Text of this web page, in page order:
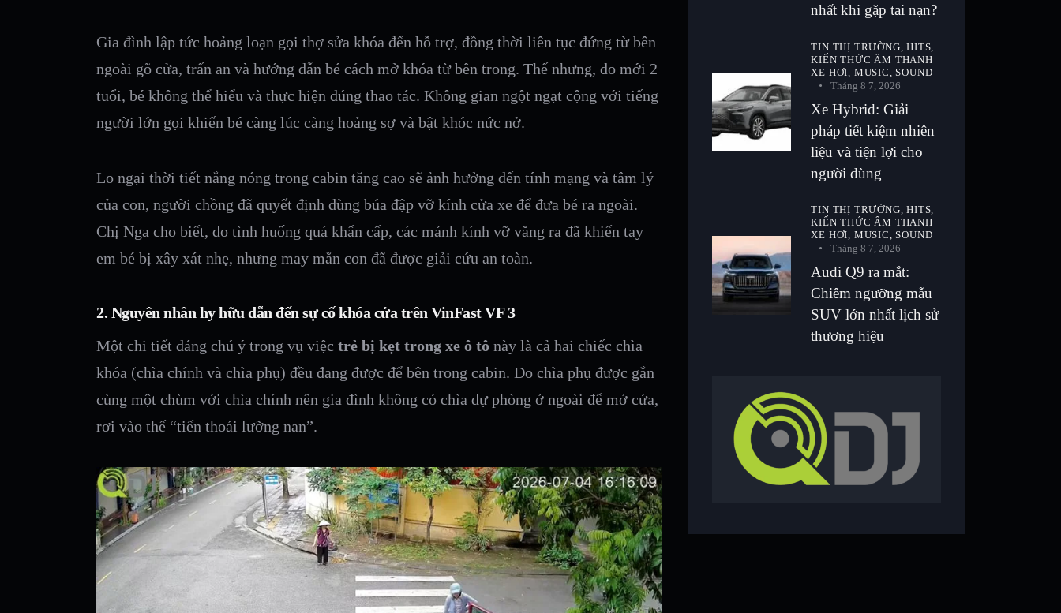
Gia đình lập tức hoảng loạn gọi thợ sửa khóa đến hỗ trợ, đồng thời liên tục đứng từ bên
ngoài gõ cửa, trấn an và hướng dẫn bé cách mở khóa từ bên trong. Thế nhưng, do mới 2
tuổi, bé không thể hiểu và thực hiện đúng thao tác. Không gian ngột ngạt cộng với tiếng
người lớn gọi khiến bé càng lúc càng hoảng sợ và bật khóc nức nở.
Lo ngại thời tiết nắng nóng trong cabin tăng cao sẽ ảnh hưởng đến tính mạng và tâm lý
của con, người chồng đã quyết định dùng búa đập vỡ kính cửa xe để đưa bé ra ngoài.
Chị Nga cho biết, do tình huống quá khẩn cấp, các mảnh kính vỡ văng ra đã khiến tay
em bé bị xây xát nhẹ, nhưng may mắn con đã được giải cứu an toàn.
2. Nguyên nhân hy hữu dẫn đến sự cố khóa cửa trên VinFast VF 3
Một chi tiết đáng chú ý trong vụ việc trẻ bị kẹt trong xe ô tô này là cả hai chiếc chìa
khóa (chìa chính và chìa phụ) đều đang được để bên trong cabin. Do chìa phụ được gắn
cùng một chùm với chìa chính nên gia đình không có chìa dự phòng ở ngoài để mở cửa,
rơi vào thế “tiến thoái lưỡng nan”.
nhất khi gặp tai nạn?
TIN THỊ TRƯỜNG,HITS,
KIẾN THỨC ÂM THANH
XE HƠI, MUSIC,SOUND
Tháng 8 7, 2026
Xe Hybrid: Giải
pháp tiết kiệm nhiên
liệu và tiện lợi cho
người dùng
TIN THỊ TRƯỜNG,HITS,
KIẾN THỨC ÂM THANH
XE HƠI, MUSIC,SOUND
Tháng 8 7, 2026
Audi Q9 ra mắt:
Chiêm ngưỡng mẫu
SUV lớn nhất lịch sử
thương hiệu